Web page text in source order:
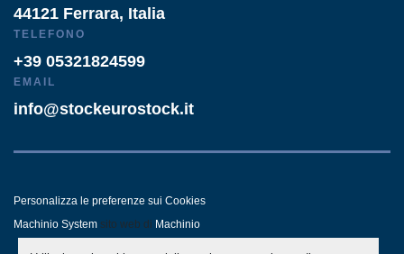
44121 Ferrara, Italia
TELEFONO
+39 05321824599
EMAIL
info@stockeurostock.it
Personalizza le preferenze sui Cookies
Machinio System sito web di Machinio